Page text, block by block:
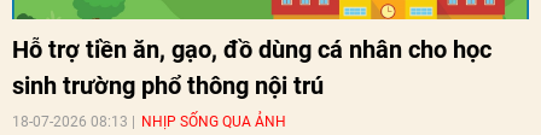
Hỗ trợ tiền ăn, gạo, đồ dùng cá nhân cho học
sinh trường phổ thông nội trú
18-07-2026 08:13 NHỊP SỐNG QUA ẢNH